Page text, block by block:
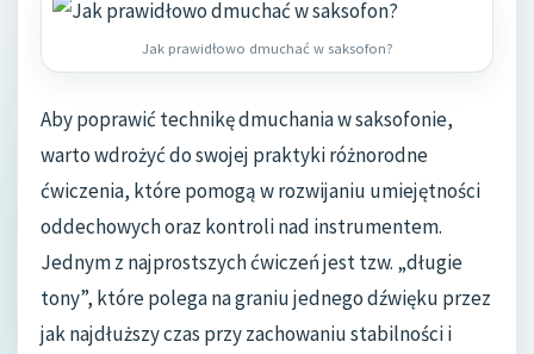
Jak prawidłowo dmuchać w saksofon?
Aby poprawić technikę dmuchania w saksofonie,
warto wdrożyć do swojej praktyki różnorodne
ćwiczenia, które pomogą w rozwijaniu umiejętności
oddechowych oraz kontroli nad instrumentem.
Jednym z najprostszych ćwiczeń jest tzw. „długie
tony”, które polega na graniu jednego dźwięku przez
jak najdłuższy czas przy zachowaniu stabilności i